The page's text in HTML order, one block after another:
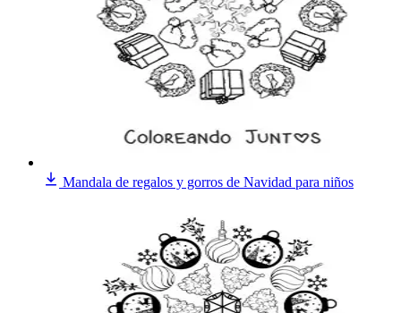
Mandala de regalos y gorros de Navidad para niños